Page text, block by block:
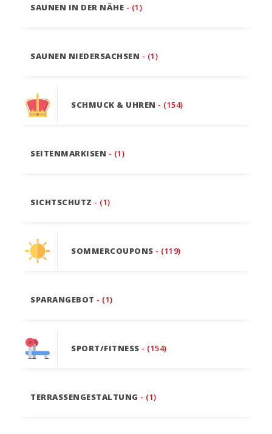
SAUNEN IN DER NÄHE - (1)
SAUNEN NIEDERSACHSEN - (1)
SCHMUCK & UHREN - (154)
SEITENMARKISEN - (1)
SICHTSCHUTZ - (1)
SOMMERCOUPONS - (119)
SPARANGEBOT - (1)
SPORT/FITNESS - (154)
TERRASSENGESTALTUNG - (1)